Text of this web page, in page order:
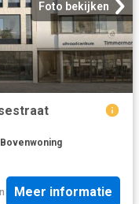
Foto bekijken
Meer informatie